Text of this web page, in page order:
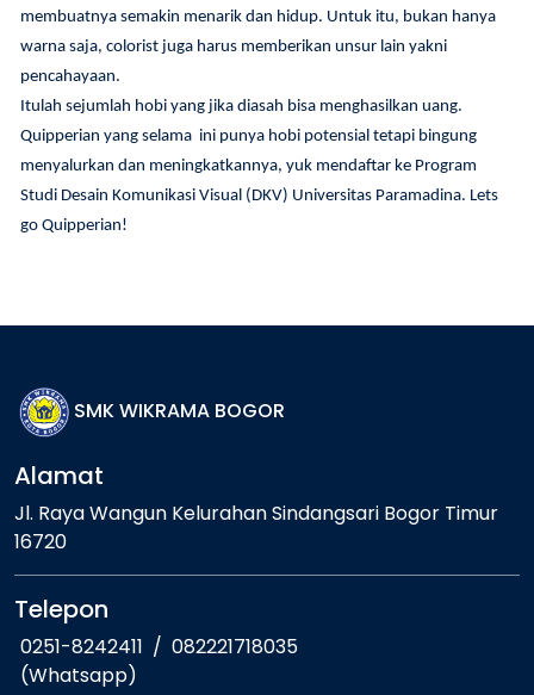
membuatnya semakin menarik dan hidup. Untuk itu, bukan hanya
warna saja, colorist juga harus memberikan unsur lain yakni
pencahayaan.
Itulah sejumlah hobi yang jika diasah bisa menghasilkan uang.
Quipperian yang selama ini punya hobi potensial tetapi bingung
menyalurkan dan meningkatkannya, yuk mendaftar ke Program
Studi Desain Komunikasi Visual (DKV) Universitas Paramadina. Lets
go Quipperian!
SMK WIKRAMA BOGOR
Alamat
Jl. Raya Wangun Kelurahan Sindangsari Bogor Timur
16720
Telepon
0251-8242411 / 082221718035
(Whatsapp)